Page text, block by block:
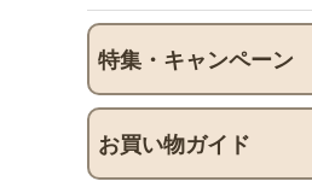
特集・キャンペーン
お買い物ガイド